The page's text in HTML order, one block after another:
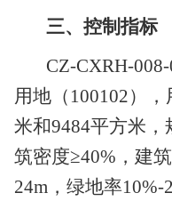
三、控制指标
CZ-CXRH-008
用地（ 100102） ，
米和9484平方米，
筑密度≥40% ，建
24m， 绿地率10%-